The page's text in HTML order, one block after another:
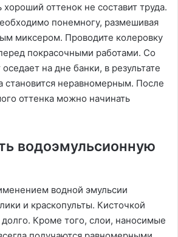
хороший оттенок не составит труда.
понемногу, размешивая
миксером. Проводите колеровку
покрасочными работами. Со
на дне банки, в результате
становится неравномерным. После
оттенка можно начинать
водоэмульсионную
водной эмульсии
и краскопульты. Кисточкой
долго. Кроме того, слои, наносимые